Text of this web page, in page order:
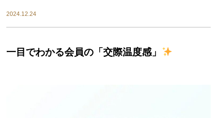
2024.12.24
一目でわかる会員の「交際温度感」